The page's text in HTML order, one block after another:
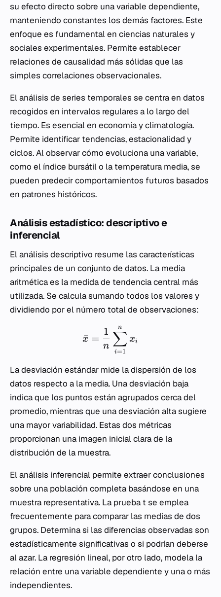
su efecto directo sobre una variable dependiente,
manteniendo constantes los demás factores. Este
enfoque es fundamental en ciencias naturales y
sociales experimentales. Permite establecer
relaciones de causalidad más sólidas que las
simples correlaciones observacionales.
El análisis de series temporales se centra en datos
recogidos en intervalos regulares a lo largo del
tiempo. Es esencial en economía y climatología.
Permite identificar tendencias, estacionalidad y
ciclos. Al observar cómo evoluciona una variable,
como el índice bursátil o la temperatura media, se
pueden predecir comportamientos futuros basados
en patrones históricos.
Análisis estadístico: descriptivo e
inferencial
El análisis descriptivo resume las características
principales de un conjunto de datos. La media
aritmética es la medida de tendencia central más
utilizada. Se calcula sumando todos los valores y
dividiendo por el número total de observaciones:
x
ˉ =
n
1
i=1
∑
n
xi
La desviación estándar mide la dispersión de los
datos respecto a la media. Una desviación baja
indica que los puntos están agrupados cerca del
promedio, mientras que una desviación alta sugiere
una mayor variabilidad. Estas dos métricas
proporcionan una imagen inicial clara de la
distribución de la muestra.
El análisis inferencial permite extraer conclusiones
sobre una población completa basándose en una
muestra representativa. La prueba t se emplea
frecuentemente para comparar las medias de dos
grupos. Determina si las diferencias observadas son
estadísticamente significativas o si podrían deberse
al azar. La regresión lineal, por otro lado, modela la
relación entre una variable dependiente y una o más
independientes.